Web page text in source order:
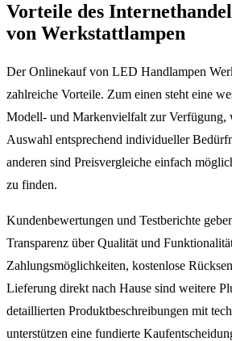
Vorteile des
von Werkstattlampen
Der Onlinekauf von LED Handlampen
zahlreiche Vorteile. Zum einen steht eine
Modell- und Markenvielfalt zur Verfügung,
Auswahl entsprechend individueller
anderen sind Preisvergleiche einfach
zu finden.
Kundenbewertungen und Testberichte
Transparenz über Qualität und
Zahlungsmöglichkeiten, kostenlose
Lieferung direkt nach Hause sind weitere
detaillierten Produktbeschreibungen mit
unterstützen eine fundierte